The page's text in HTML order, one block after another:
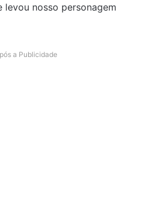
levou nosso personagem
a Publicidade